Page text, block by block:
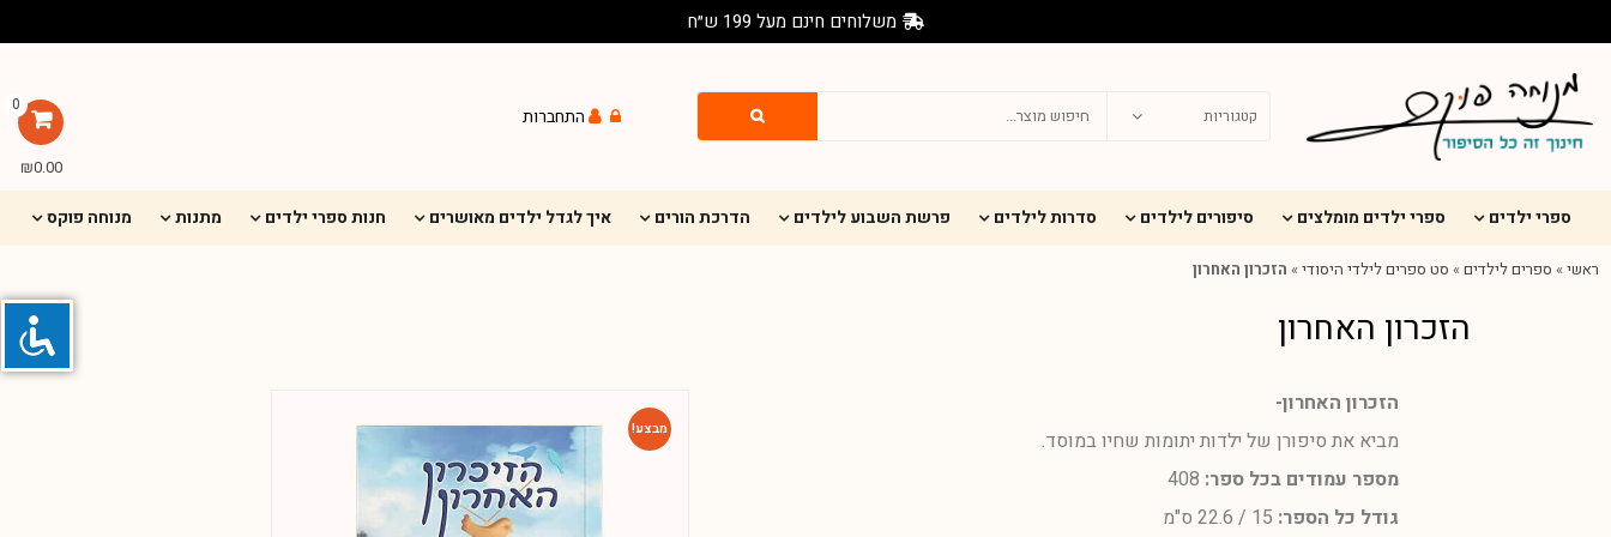
משלוחים חינם מעל 199 ש״ח
התחברות 0
₪0.00
ספרי ילדים ספרי ילדים מומלצים סיפורים לילדים סדרות לילדים פרשת השבוע לילדים הדרכת הורים איך לגדל ילדים מאושרים חנות ספרי ילדים מתנות מנוחה פוקס
ראשי» ספרים לילדים» סט ספרים לילדי היסודי» הזכרון האחרון
הזכרון האחרון
הזכרון האחרון-
מביא את סיפורן של ילדות יתומות שחיו במוסד.
מספר עמודים בכל ספר:
גודל כל הספר: 15 / 22.6 ס"מ
מבצע!